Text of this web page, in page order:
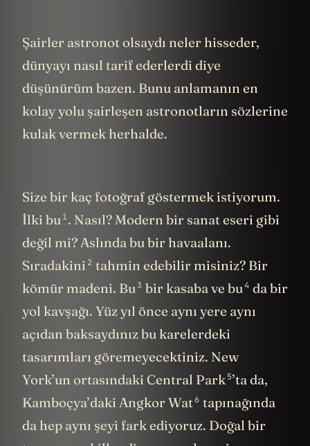
Şairler astronot olsaydı neler hisseder,
dünyayı nasıl tarif ederlerdi diye
düşünürüm bazen. Bunu anlamanın en
kolay yolu şairleşen astronotların sözlerine
kulak vermek herhalde.
Size bir kaç fotoğraf göstermek istiyorum.
İlki bu1. Nasıl? Modern bir sanat eseri gibi
değil mi? Aslında bu bir havaalanı.
Sıradakini 2 tahmin edebilir misiniz? Bir
kömür madeni. Bu3 bir kasaba ve bu4 da bir
yol kavşağı. Yüz yıl önce aynı yere aynı
açıdan baksaydınız bu karelerdeki
tasarımları göremeyecektiniz. New
York’un ortasındaki Central Park5’ta da,
Kamboçya’daki Angkor Wat6 tapınağında
da hep aynı şeyi fark ediyoruz. Doğal bir